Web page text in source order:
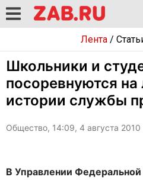
Лента/
Школьники и
посоревнуются
истории службы
Общество, 14:09, 4 августа 2010
В Управлении